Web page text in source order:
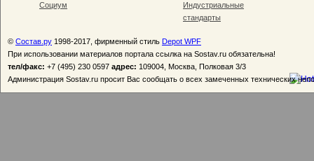
Социум
Индустриальные
стандарты
© Состав.ру 1998-2017, фирменный стиль Depot WPF
При использовании материалов портала ссылка на Sostav.ru обязательна!
тел/факс: +7 (495) 230 0597 адрес: 109004, Москва, Полковая 3/3
Администрация Sostav.ru просит Вас сообщать о всех замеченных технических